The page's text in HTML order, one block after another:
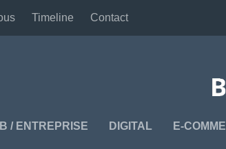
Timeline Contact
/ ENTREPRISE DIGITAL E-